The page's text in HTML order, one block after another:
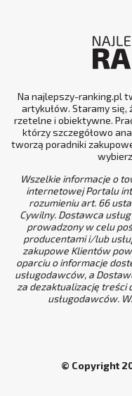
Na najlepszy-ranking.pl
artykułów. Staramy się,
rzetelne i obiektywne.
którzy szczegółowo
tworzą poradniki
Wszelkie informacje o
internetowej Portalu
rozumieniu art. 66
Cywilny. Dostawca
prowadzony w celu
producentami i/lub
zakupowe Klientów
oparciu o informacje
usługodawców, a
za dezaktualizację
usługodawców.
© Copyright